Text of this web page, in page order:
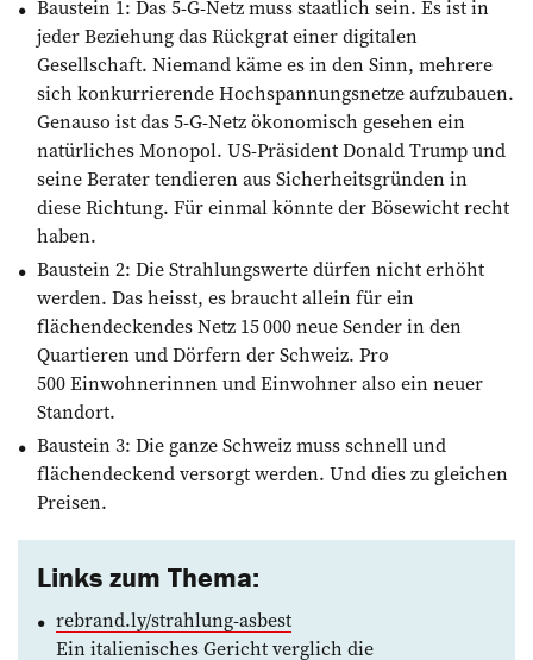
Baustein 1: Das 5-G-Netz muss staatlich sein. Es ist in
jeder Beziehung das Rückgrat einer digitalen
Gesellschaft. Niemand käme es in den Sinn, mehrere
sich konkurrierende Hochspannungsnetze aufzubauen.
Genauso ist das 5-G-Netz ökonomisch gesehen ein
natürliches ­Monopol. US-Präsident Donald Trump und
seine Berater tendieren aus Sicherheitsgründen in
diese Richtung. Für einmal könnte der Bösewicht recht
haben.
Baustein 2: Die Strahlungswerte dürfen nicht erhöht
werden. Das heisst, es braucht allein für ein
flächendeckendes Netz 15 000 neue Sender in den
Quartieren und Dörfern der Schweiz. Pro
500 Einwohnerinnen und Einwohner also ein neuer
Standort.
Baustein 3: Die ganze Schweiz muss schnell und
flächendeckend versorgt werden. Und dies zu gleichen
Preisen.
Links zum Thema:
rebrand.ly/strahlung-asbest
Ein italienisches Gericht verglich die